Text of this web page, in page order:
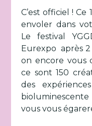
C’est officiel !
envoler dans
Le festival
Eurexpo après 2
on encore vous
ce sont 150
des
vous vous